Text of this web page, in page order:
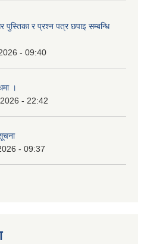
पुस्तिका र प्रश्न पत्र छपाइ सम्बन्धि
- 09:40
।
- 22:42
- 09:37